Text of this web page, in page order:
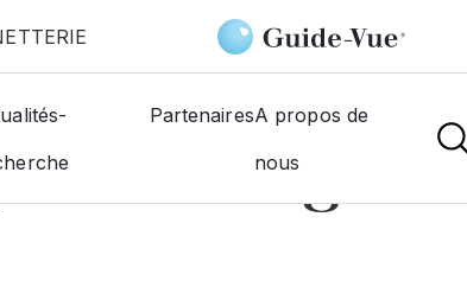
PartenairesA propos de
nous
Les-Gonesse